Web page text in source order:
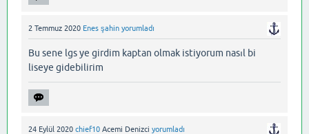
2 Temmuz 2020 Enes şahin yorumladı
Bu sene lgs ye girdim kaptan olmak istiyorum nasıl bi
liseye gidebilirim
24 Eylül 2020 chief10 Acemi Denizci yorumladı